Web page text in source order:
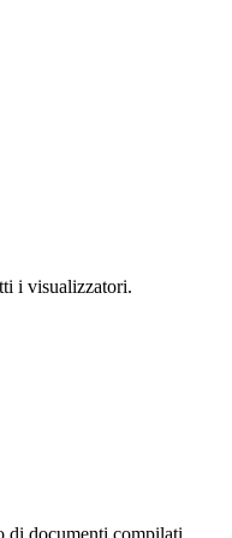
i visualizzatori.
di documenti compilati.